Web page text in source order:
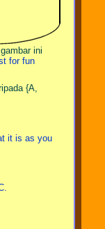
ini
for fun
{A,
it is as you